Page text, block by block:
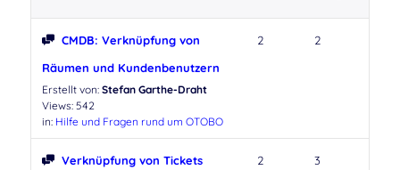
CMDB: Verknüpfung von
Räumen und Kundenbenutzern
Erstellt von: Stefan Garthe-Draht
Views: 542
in: Hilfe und Fragen rund um OTOBO
2 2
Verknüpfung von Tickets
2 3